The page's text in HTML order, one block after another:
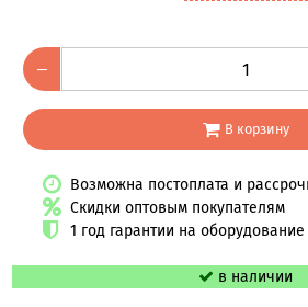
–
В корзину
Возможна постоплата и
Скидки оптовым покупателям
1 год гарантии на оборудование
в наличии